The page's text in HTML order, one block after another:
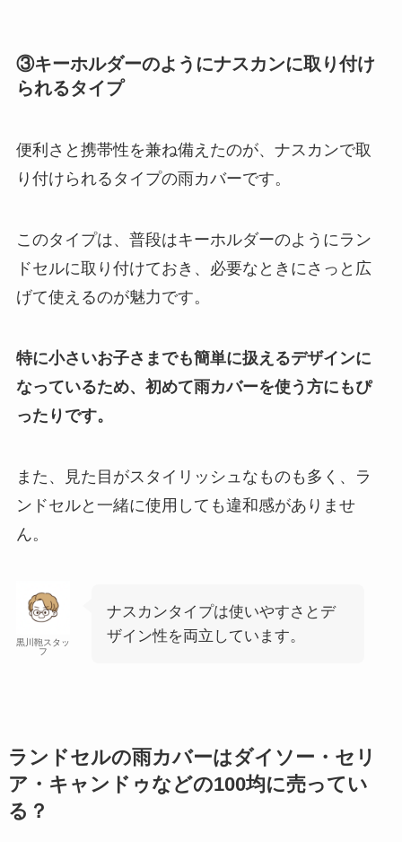
③キーホルダーのようにナスカンに取り付け
られるタイプ
便利さと携帯性を兼ね備えたのが、ナスカンで取
り付けられるタイプの雨カバーです。
このタイプは、普段はキーホルダーのようにラン
ドセルに取り付けておき、必要なときにさっと広
げて使えるのが魅力です。
特に小さいお子さまでも簡単に扱えるデザインに
なっているため、初めて雨カバーを使う方にもぴ
ったりです。
また、見た目がスタイリッシュなものも多く、ラ
ンドセルと一緒に使用しても違和感がありませ
ん。
黒川鞄スタッ
フ
ナスカンタイプは使いやすさとデ
ザイン性を両立しています。
ランドセルの雨カバーはダイソー・セリ
ア・キャンドゥなどの100均に売ってい
る？